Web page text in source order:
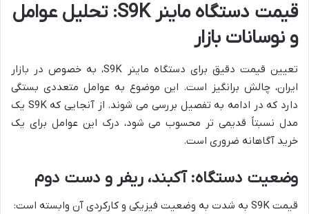
قیمت دستگاه ماینر S9K: تحلیل عوامل
و نوسانات بازار
تعیین قیمت دقیق برای دستگاه ماینر S9K، به خصوص در بازار
ایران، چالش برانگیز است. این موضوع به عوامل متعددی بستگی
دارد که در ادامه به تفصیل بررسی می شوند. از آنجایی که S9K یک
مدل نسبتاً قدیمی تر محسوب می شود، درک این عوامل برای یک
خرید آگاهانه ضروری است.
وضعیت دستگاه: آکبند، ریفر و دست دوم
قیمت S9K به شدت به وضعیت فیزیکی و کارکردی آن وابسته است: